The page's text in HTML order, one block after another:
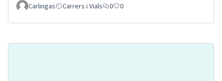
Carlingas
Carrers i Vials 0 0